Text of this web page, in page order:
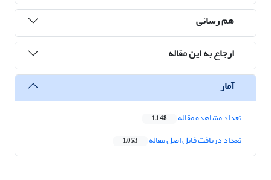
هم رسانی
ارجاع به این مقاله
آمار
تعداد مشاهده مقاله 1,148
تعداد دریافت فایل اصل مقاله 1,053